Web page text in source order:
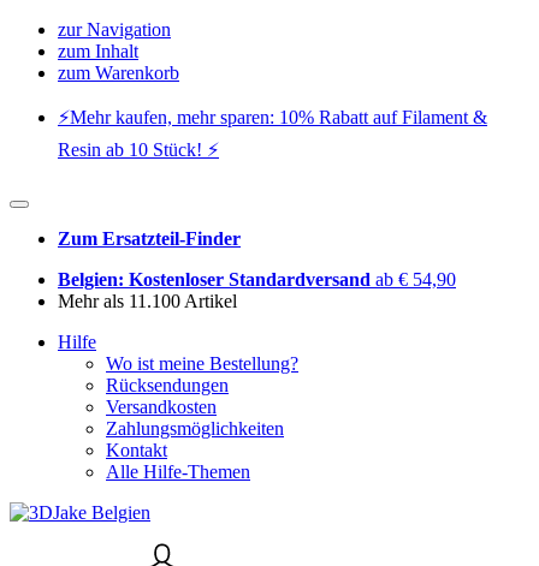
zur Navigation
zum Inhalt
zum Warenkorb
⚡️Mehr kaufen, mehr sparen: 10% Rabatt auf Filament &
Resin ab 10 Stück! ⚡️
Zum Ersatzteil-Finder
Belgien: Kostenloser Standardversand ab € 54,90
Mehr als 11.100 Artikel
Hilfe
Wo ist meine Bestellung?
Rücksendungen
Versandkosten
Zahlungsmöglichkeiten
Kontakt
Alle Hilfe-Themen